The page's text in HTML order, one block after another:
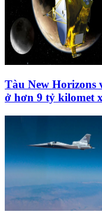
Tàu New Horizons
ở hơn 9 tỷ kilomet